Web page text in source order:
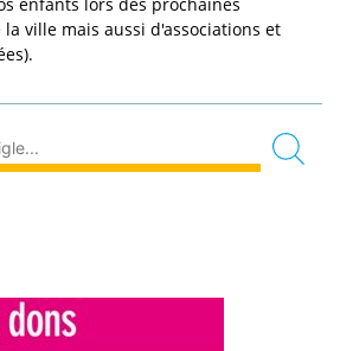
enfants lors des prochaines
la ville mais aussi d'associations et